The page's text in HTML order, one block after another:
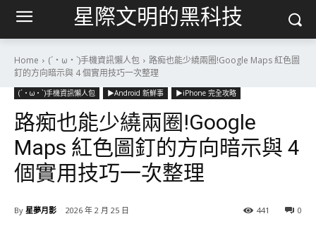
星際文明的黑科技
Home (´・ω・`)手機資訊懶人包
路痴也能少繞兩圈!Google Maps 紅色圖
釘的方向暗示與 4 個實用技巧一次整理
(´・ω・`)手機資訊懶人包 ▶Android 新鮮事 ▶iPhone 完全攻略
路痴也能少繞兩圈!Google
Maps 紅色圖釘的方向暗示與 4
個實用技巧一次整理
By 星夢月影 2026 年 2 月 25 日 0
441